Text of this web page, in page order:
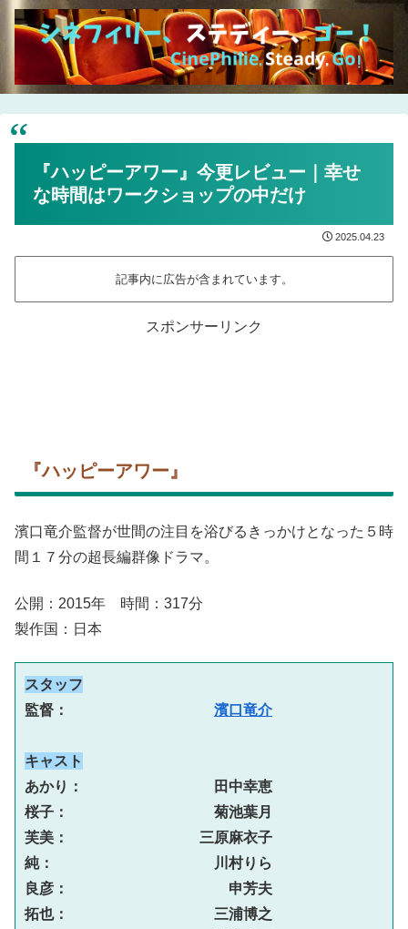
『ハッピーアワー』今更レビュー｜幸せ
な時間はワークショップの中だけ
2025.04.23
記事内に広告が含まれています。
スポンサーリンク
『ハッピーアワー』
濱口竜介監督が世間の注目を浴びるきっかけとなった５時
間１７分の超長編群像ドラマ。
公開：2015年 時間：317分
製作国：日本
スタッフ
監督： 濱口竜介
キャスト
あかり：　　　　　　　　　田中幸恵
桜子：　　　　　　　　　　菊池葉月
芙美：　　　　　　　　　三原麻衣子
純：　　　　　　　　　　　川村りら
良彦：　　　　　　　　　　　申芳夫
拓也：　　　　　　　　　　三浦博之